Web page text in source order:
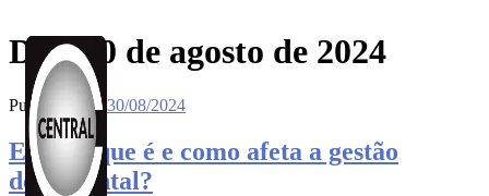
Dia:30 de agosto de 2024
Publicado em 30/08/2024
ESG: o que é e como afeta a gestão
documental?